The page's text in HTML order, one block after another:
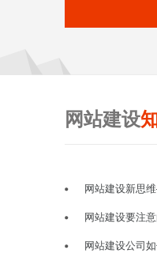
网站建设
网站建设新思
网站建设要注
网站建设公司